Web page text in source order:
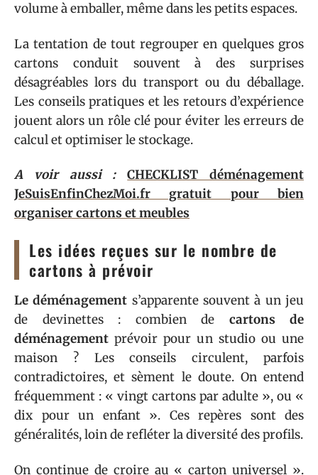
volume à emballer, même dans les petits espaces.
La tentation de tout regrouper en quelques gros
cartons conduit souvent à des surprises
désagréables lors du transport ou du déballage.
Les conseils pratiques et les retours d’expérience
jouent alors un rôle clé pour éviter les erreurs de
calcul et optimiser le stockage.
A voir aussi :
CHECKLIST déménagement
JeSuisEnfinChezMoi.fr gratuit pour bien
organiser cartons et meubles
Les idées reçues sur le nombre de
cartons à prévoir
Le déménagement s’apparente souvent à un jeu
de devinettes : combien de cartons de
déménagement prévoir pour un studio ou une
maison ? Les conseils circulent, parfois
contradictoires, et sèment le doute. On entend
fréquemment : « vingt cartons par adulte », ou «
dix pour un enfant ». Ces repères sont des
généralités, loin de refléter la diversité des profils.
On continue de croire au « carton universel ».